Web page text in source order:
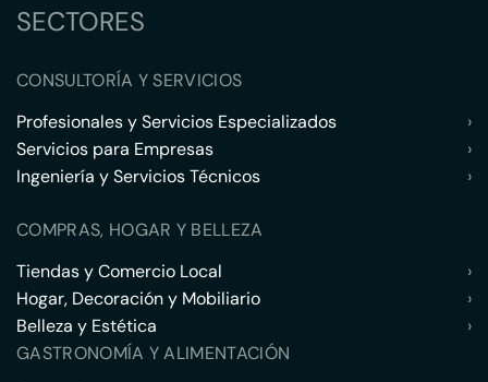
SECTORES
CONSULTORÍA Y SERVICIOS
Profesionales y Servicios Especializados
›
Servicios para Empresas
›
Ingeniería y Servicios Técnicos
›
COMPRAS, HOGAR Y BELLEZA
Tiendas y Comercio Local
›
Hogar, Decoración y Mobiliario
›
Belleza y Estética
›
GASTRONOMÍA Y ALIMENTACIÓN